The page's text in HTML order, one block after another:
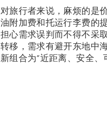
对旅行者来说，麻烦的是
油附加费和托运行李费的
担心需求误判而不得不采
转移，需求有避开东地中
新组合为“近距离、安全、